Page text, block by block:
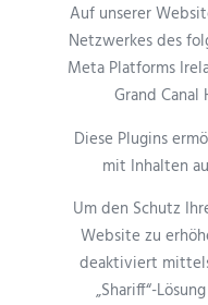
Auf unserer
Netzwerkes des
Meta Platforms
Grand Canal
Diese Plugins
mit Inhalten
Um den Schutz
Website zu
deaktiviert
„Shariff“-